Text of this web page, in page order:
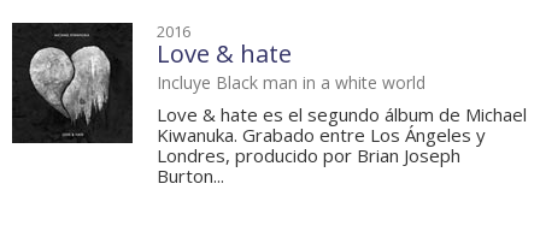
2016
Love & hate
Incluye Black man in a white world
Love & hate es el segundo álbum de Michael
Kiwanuka. Grabado entre Los Ángeles y
Londres, producido por Brian Joseph
Burton...